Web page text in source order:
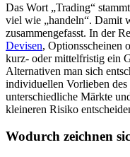
Das Wort „Trading“
viel wie „handeln“. Damit
zusammengefasst. In der
Devisen, Optionsscheinen
kurz- oder mittelfristig ein
Alternativen man sich
individuellen Vorlieben
unterschiedliche Märkte
kleineren Risiko
Wodurch zeichnen